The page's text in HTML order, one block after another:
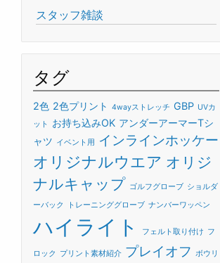
スタッフ雑談
タグ
2色 2色プリント 4wayストレッチ GBP UVカ
ット
お持ち込みOK アンダーアーマーTシ
ャツ イベント用 インラインホッケー
オリジナルウエア オリジ
ナルキャップ ゴルフグローブ ショルダ
ーバック
トレーニンググローブ ナンバーワッペン
ハイライト フェルト取り付け フ
ロック プリント素材紹介 プレイオフ ボウリ